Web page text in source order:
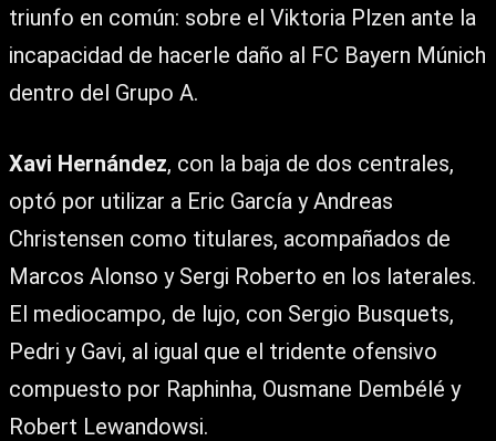
triunfo en común: sobre el Viktoria Plzen ante la
incapacidad de hacerle daño al FC Bayern Múnich
dentro del Grupo A.
Xavi Hernández, con la baja de dos centrales,
optó por utilizar a Eric García y Andreas
Christensen como titulares, acompañados de
Marcos Alonso y Sergi Roberto en los laterales.
El mediocampo, de lujo, con Sergio Busquets,
Pedri y Gavi, al igual que el tridente ofensivo
compuesto por Raphinha, Ousmane Dembélé y
Robert Lewandowsi.